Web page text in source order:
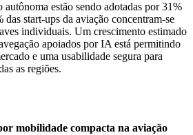
estão sendo adotadas por 31%
start-ups da aviação concentram-se
individuais. Um crescimento estimado
apoiados por IA está permitindo
e uma usabilidade segura para
as regiões.
mobilidade compacta na aviação